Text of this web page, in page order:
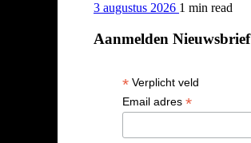
3 augustus 2026 1 min read
Aanmelden Nieuwsbrief
* Verplicht veld
Email adres *